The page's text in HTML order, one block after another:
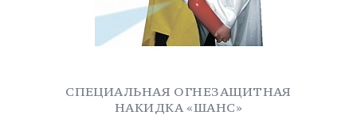
СПЕЦИАЛЬНАЯ ОГНЕЗАЩИТНАЯ
НАКИДКА «ШАНС»